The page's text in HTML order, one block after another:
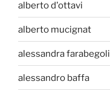
alberto d'ottavi
alberto mucignat
alessandra farabegoli
alessandro baffa